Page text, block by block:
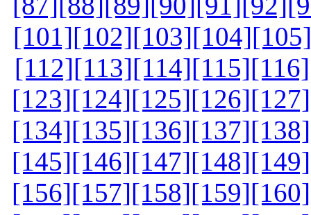
[101][102][103][104][105]
[112][113][114][115][116]
[123][124][125][126][127]
[134][135][136][137][138]
[145][146][147][148][149]
[156][157][158][159][160]